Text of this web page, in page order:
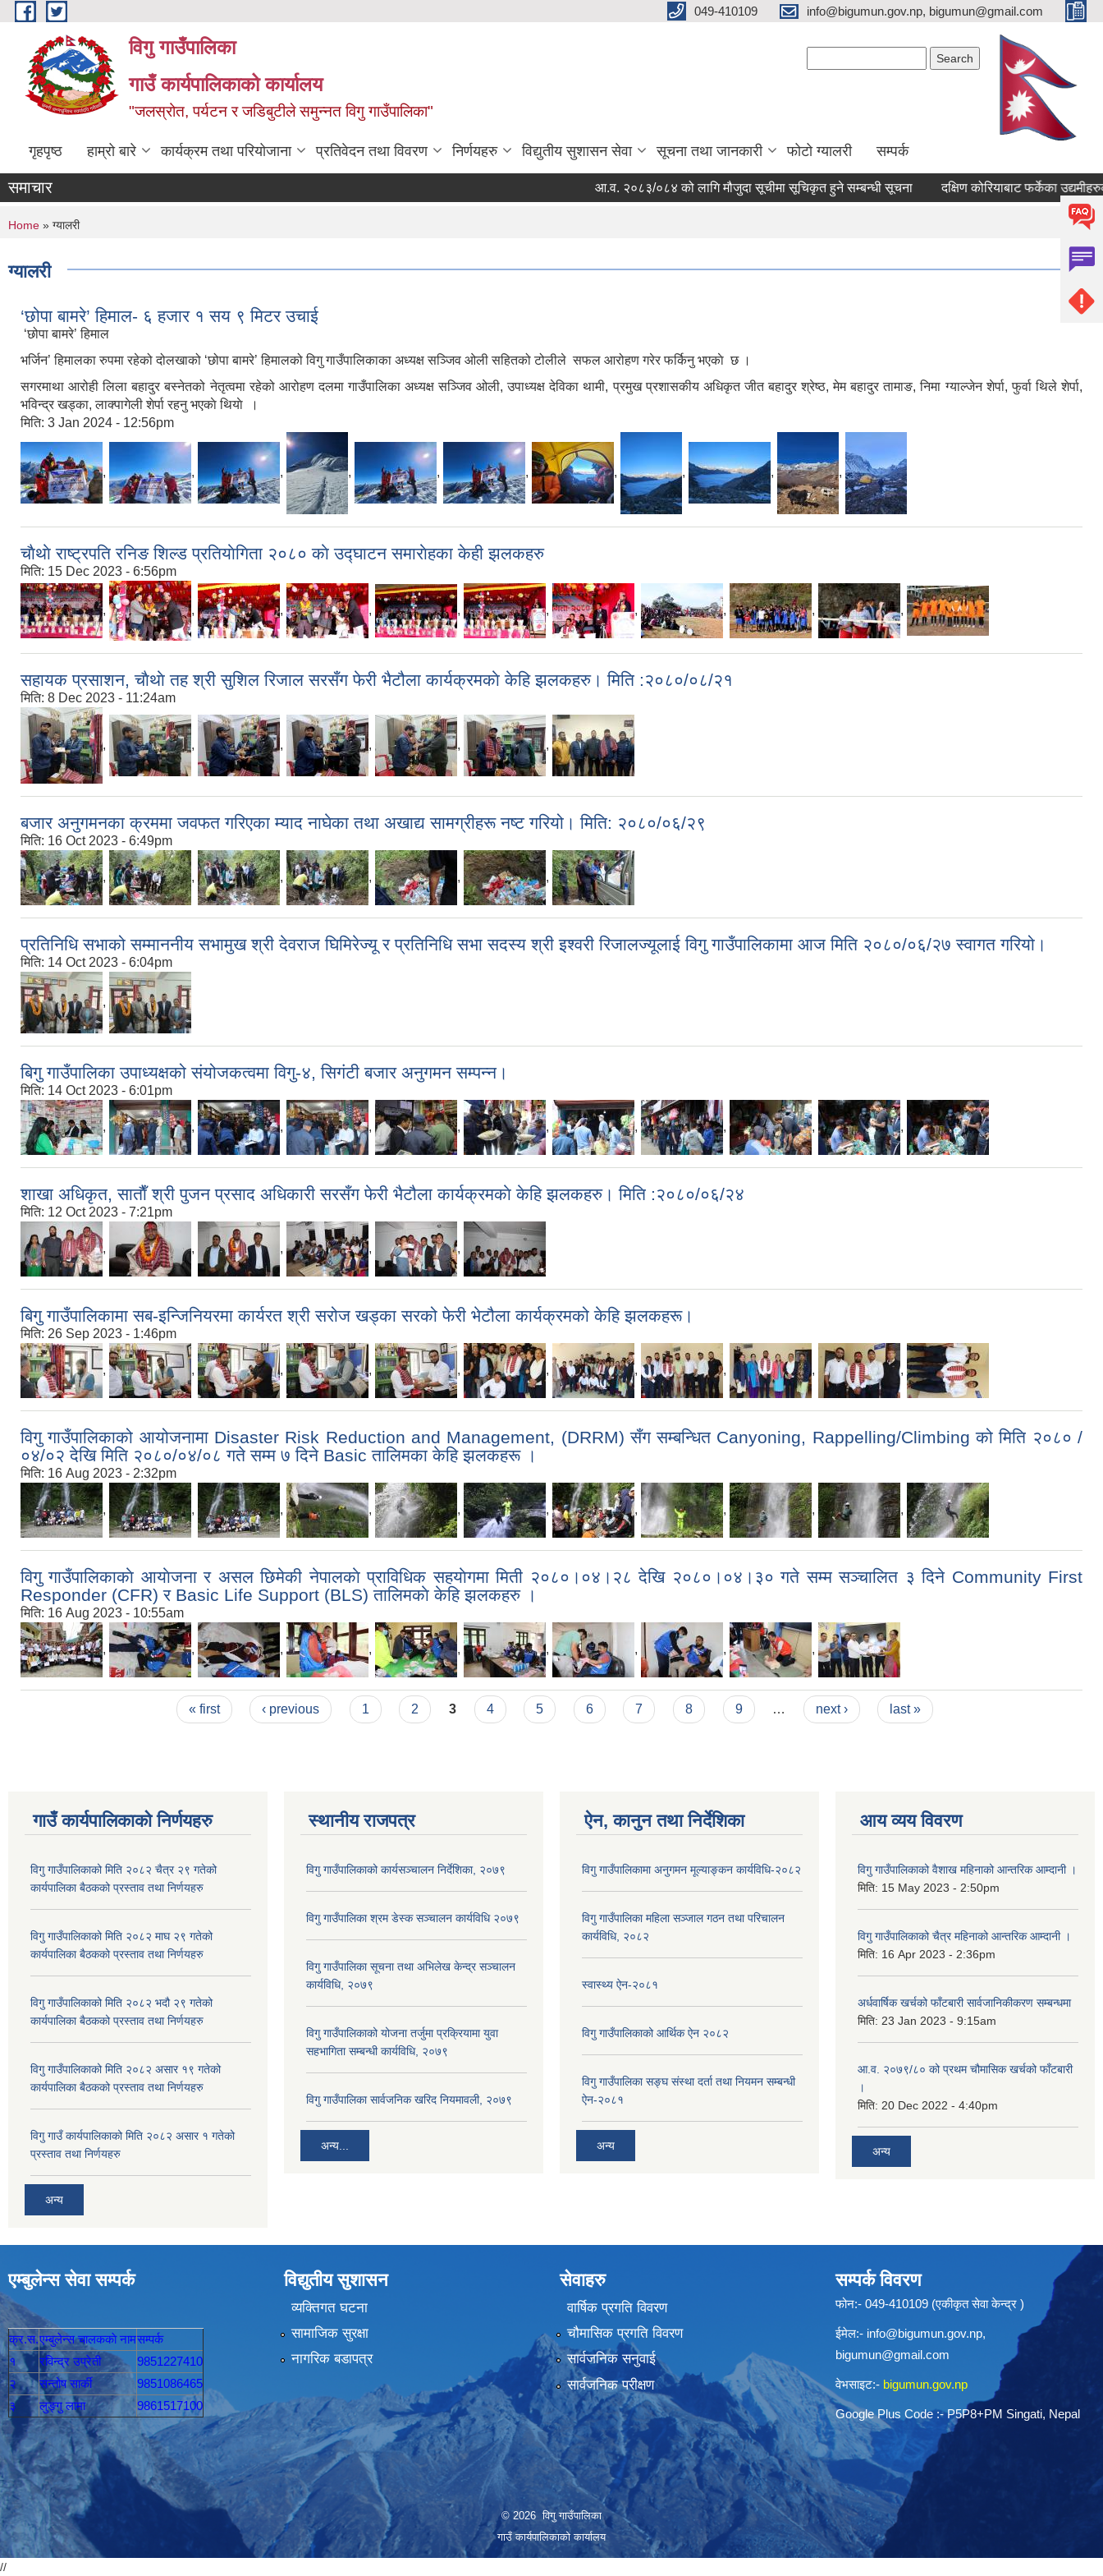
Skip to main content 049-410109 info@bigumun.gov.np, bigumun@gmail.com
विगु गाउँपालिका
गाउँ कार्यपालिकाको कार्यालय
"जलस्रोत, पर्यटन र जडिबुटीले समुन्नत विगु गाउँपालिका"
गृहपृष्ठ हाम्रो बारे कार्यक्रम तथा परियोजाना प्रतिवेदन तथा विवरण निर्णयहरु विद्युतीय सुशासन सेवा सूचना तथा जानकारी फोटो ग्यालरी सम्पर्क
समाचार आ.व. २०८३/०८४ को लागि मौजुदा सूचीमा सूचिकृत हुने सम्बन्धी सूचना दक्षिण कोरियाबाट फर्केका
You are here
Home » ग्यालरी
ग्यालरी
‘छोपा बामरे’ हिमाल- ६ हजार १ सय ९ मिटर उचाई
‘छोपा बामरे’ हिमाल
भर्जिन’ हिमालका रुपमा रहेको दोलखाको ‘छोपा बामरे’ हिमालको विगु गाउँपालिकाका अध्यक्ष सञ्जिव ओली सहितको टोलीले सफल आरोहण गरेर फर्किनु भएकाे छ ।
सगरमाथा आरोही लिला बहादुर बस्नेतको नेतृत्वमा रहेको आरोहण दलमा गाउँपालिका अध्यक्ष सञ्जिव ओली, उपाध्यक्ष देविका थामी, प्रमुख प्रशासकीय अधिकृत जीत बहादुर श्रेष्ठ, मेम बहादुर तामाङ, निमा ग्याल्जेन शेर्पा, फुर्वा थिले शेर्पा,
भविन्द्र खड्का, लाक्पागेली शेर्पा रहनु भएकाे थियाे ।
मिति: 3 Jan 2024 - 12:56pm
, , , , , , , , , ,
चाैथाे राष्ट्रपति रनिङ शिल्ड प्रतियाेगिता २०८० काे उद्घाटन समाराेहका केही झलकहरु
मिति: 15 Dec 2023 - 6:56pm
, , , , , , , , , ,
सहायक प्रसाशन, चाैथाे तह श्री सुशिल रिजाल सरसँग फेरी भैटौला कार्यक्रमकाे केहि झलकहरु। मिति :२०८०/०८/२१
मिति: 8 Dec 2023 - 11:24am
, , , , , ,
बजार अनुगमनका क्रममा जवफत गरिएका म्याद नाघेका तथा अखाद्य सामग्रीहरू नष्ट गरियो। मिति: २०८०/०६/२९
मिति: 16 Oct 2023 - 6:49pm
, , , , , ,
प्रतिनिधि सभाको सम्माननीय सभामुख श्री देवराज घिमिरेज्यू र प्रतिनिधि सभा सदस्य श्री इश्वरी रिजालज्यूलाई विगु गाउँपालिकामा आज मिति २०८०/०६/२७ स्वागत गरियो।
मिति: 14 Oct 2023 - 6:04pm
,
बिगु गाउँपालिका उपाध्यक्षको संयोजकत्वमा विगु-४, सिगंटी बजार अनुगमन सम्पन्न।
मिति: 14 Oct 2023 - 6:01pm
, , , , , , , , , ,
शाखा अधिकृत, साताैँ श्री पुजन प्रसाद अधिकारी सरसँग फेरी भैटौला कार्यक्रमकाे केहि झलकहरु। मिति :२०८०/०६/२४
मिति: 12 Oct 2023 - 7:21pm
, , , , ,
बिगु गाउँपालिकामा सब-इन्जिनियरमा कार्यरत श्री सरोज खड्का सरको फेरी भेटौला कार्यक्रमको केहि झलकहरू।
मिति: 26 Sep 2023 - 1:46pm
, , , , , , , , , ,
विगु गाउँपालिकाको आयोजनामा Disaster Risk Reduction and Management, (DRRM) सँग सम्बन्धित Canyoning, Rappelling/Climbing को मिति २०८० /
०४/०२ देखि मिति २०८०/०४/०८ गते सम्म ७ दिने Basic तालिमका केहि झलकहरू ।
मिति: 16 Aug 2023 - 2:32pm
, , , , , , , , , ,
विगु गाउँपालिकाकाे आयाेजना र असल छिमेकी नेपालकाे प्राविधिक सहयाेगमा मिती २०८०।०४।२८ देखि २०८०।०४।३० गते सम्म सञ्चालित ३ दिने Community First
Responder (CFR) र Basic Life Support (BLS) तालिमकाे केहि झलकहरु ।
मिति: 16 Aug 2023 - 10:55am
, , , , , , , , ,
« first ‹ previous 1 2 3 4 5 6 7 8 9 … next › last »
गाउँ कार्यपालिकाकाे निर्णयहरु
विगु गाउँपालिकाको मिति २०८२ चैत्र २९ गतेको
कार्यपालिका बैठकको प्रस्ताव तथा निर्णयहरु
विगु गाउँपालिकाको मिति २०८२ माघ २९ गतेको
कार्यपालिका बैठकको प्रस्ताव तथा निर्णयहरु
विगु गाउँपालिकाको मिति २०८२ भदौ २९ गतेको
कार्यपालिका बैठकको प्रस्ताव तथा निर्णयहरु
विगु गाउँपालिकाको मिति २०८२ असार १९ गतेको
कार्यपालिका बैठकको प्रस्ताव तथा निर्णयहरु
विगु गाउँ कार्यपालिकाको मिति २०८२ असार १ गतेको
प्रस्ताव तथा निर्णयहरु
अन्य
स्थानीय राजपत्र
विगु गाउँपालिकाको कार्यसञ्‍चालन निर्देशिका, २०७९
विगु गाउँपालिका श्रम डेस्क सञ्चालन कार्यविधि २०७९
विगु गाउँपालिका सूचना तथा अभिलेख केन्द्र सञ्चालन
कार्यविधि, २०७९
विगु गाउँपालिकाको योजना तर्जुमा प्रक्रियामा युवा
सहभागिता सम्बन्धी कार्यविधि, २०७९
विगु गाउँपालिका सार्वजनिक खरिद नियमावली, २०७९
अन्य...
ऐन, कानुन तथा निर्देशिका
विगु गाउँपालिकामा अनुगमन मूल्याङ्कन कार्यविधि-२०८२
विगु गाउँपालिका महिला सञ्जाल गठन तथा परिचालन
कार्यविधि, २०८२
स्वास्थ्य ऐन-२०८१
विगु गाउँपालिकाको आर्थिक ऐन २०८२
विगु गाउँपालिका सङ्घ संस्था दर्ता तथा नियमन सम्बन्धी
ऐन-२०८१
अन्य
आय व्यय विवरण
विगु गाउँपालिकाको वैशाख महिनाको आन्तरिक आम्दानी ।
मिति: 15 May 2023 - 2:50pm
विगु गाउँपालिकाको चैत्र महिनाको आन्तरिक आम्दानी ।
मिति: 16 Apr 2023 - 2:36pm
अर्धवार्षिक खर्चको फाँटबारी सार्वजानिकीकरण सम्बन्धमा
मिति: 23 Jan 2023 - 9:15am
आ.व. २०७९/८० को प्रथम चौमासिक खर्चको फाँटबारी
।
मिति: 20 Dec 2022 - 4:40pm
अन्य
एम्बुलेन्स सेवा सम्पर्क
क्र.स.एम्बुलेन्स चालककाे नामसम्पर्क
१
रविन्द्र उप्रेती
9851227410
२
सन्तोष सार्की
9851086465
३
लुङ्गु लामा 9861517100
विद्युतीय सुशासन
व्यक्तिगत घटना
सामाजिक सुरक्षा
नागरिक बडापत्र
सेवाहरु
वार्षिक प्रगति विवरण
चौमासिक प्रगति विवरण
सार्वजनिक सनुवाई
सार्वजनिक परीक्षण
सम्पर्क विवरण
फोन:- 049-410109 (एकीकृत सेवा केन्द्र )
ईमेल:- info@bigumun.gov.np,
bigumun@gmail.com
वेभसाइट:- bigumun.gov.np
Google Plus Code :- P5P8+PM Singati, Nepal
© 2026 विगु गाउँपालिका
गाउँ कार्यपालिकाको कार्यालय
//